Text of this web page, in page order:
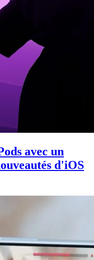
avec un
d'iOS